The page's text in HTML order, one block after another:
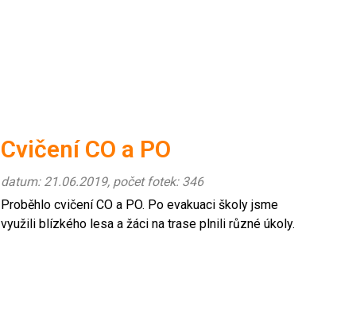
Cvičení CO a PO
datum: 21.06.2019, počet fotek: 346
Proběhlo cvičení CO a PO. Po evakuaci školy jsme
využili blízkého lesa a žáci na trase plnili různé úkoly.